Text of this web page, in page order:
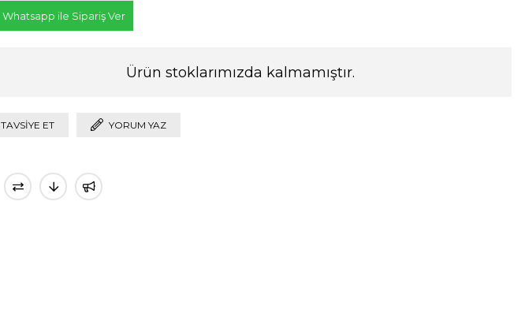
Whatsapp ile Sipariş Ver
Ürün stoklarımızda kalmamıştır.
TAVSIYE ET YORUM YAZ